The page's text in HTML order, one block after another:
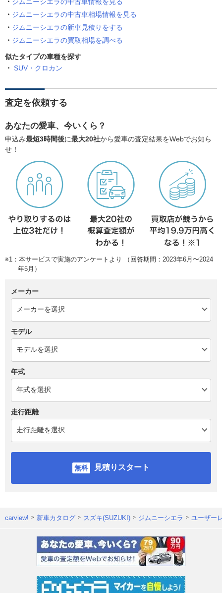
ジムニーシエラの中古車相場情報を見る
ジムニーシエラの新車見積りをする
ジムニーシエラの買取相場を調べる
似たタイプの車種を探す
SUV・クロカン
査定を依頼する
あなたの愛車、今いくら？
申込み最短3時間後に最大20社から愛車の査定結果をWebでお知ら
せ！
※1：本サービスで実施のアンケートより （回答期間：2023年6月〜2024
年5月）
メーカー
モデル
年式
走行距離
見積りスタート
carview! 新車カタログ スズキ(SUZUKI) ジムニーシエラ ユーザー